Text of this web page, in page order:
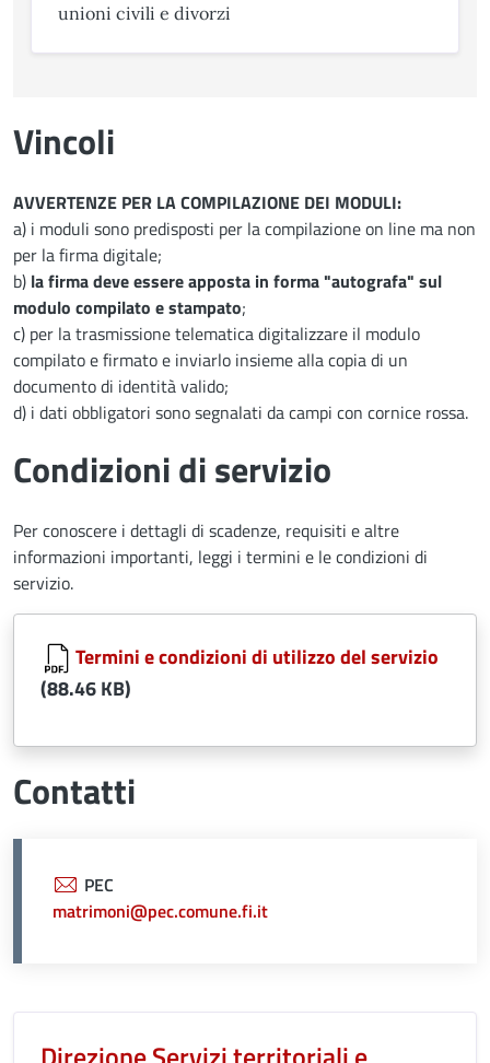
unioni civili e divorzi
Vincoli
AVVERTENZE PER LA COMPILAZIONE DEI MODULI:
a) i moduli sono predisposti per la compilazione on line ma non
per la firma digitale;
b) la firma deve essere apposta in forma "autografa" sul
modulo compilato e stampato;
c) per la trasmissione telematica digitalizzare il modulo
compilato e firmato e inviarlo insieme alla copia di un
documento di identità valido;
d) i dati obbligatori sono segnalati da campi con cornice rossa.
Condizioni di servizio
Per conoscere i dettagli di scadenze, requisiti e altre
informazioni importanti, leggi i termini e le condizioni di
servizio.
Document
Termini e condizioni di utilizzo del servizio
(88.46 KB)
Contatti
PEC
matrimoni@pec.comune.fi.it